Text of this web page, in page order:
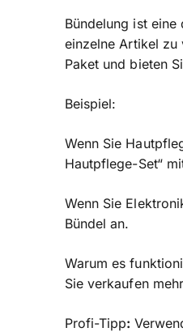
Bündelung ist
einzelne Artikel zu
Paket und bieten
Beispiel:
Wenn Sie
Hautpflege-Set“
Wenn Sie
Bündel an.
Warum es
Sie verkaufen
Profi-Tipp: